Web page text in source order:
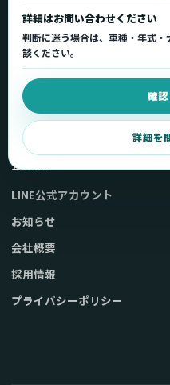
詳細はお問い合わせください
判断に迷う場合は、車種・年式
談ください。
確
詳細を
製品一覧
車種適合を確認
用途から製品を選ぶ
取扱店舗・購入先
弊社販売ストアへ
公式情報
LINE公式アカウント
お知らせ
会社概要
採用情報
プライバシーポリシー